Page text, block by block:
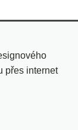
přes internet